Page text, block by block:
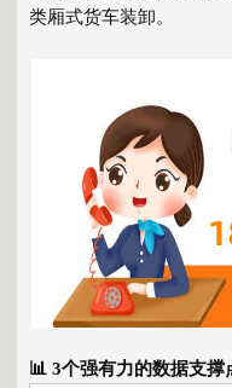
类厢式货车装卸。
📊 3个强有力的数据支撑